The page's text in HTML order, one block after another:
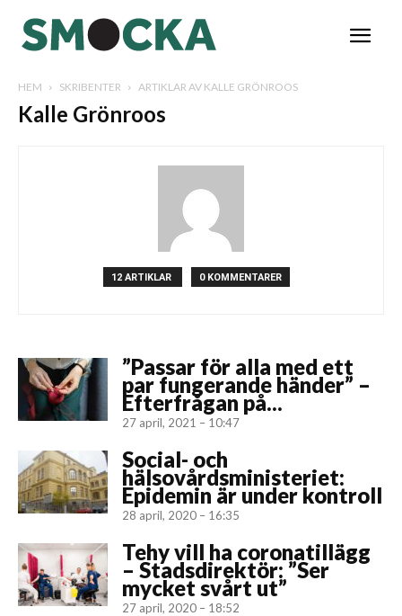
HEM SKRIBENTER ARTIKLAR AV KALLE GRÖNROOS
Kalle Grönroos
12 ARTIKLAR 0 KOMMENTARER
”Passar för alla med ett
par fungerande händer” –
Efterfrågan på...
27 april, 2021 – 10:47
Social- och
hälsovårdsministeriet:
Epidemin är under kontroll
28 april, 2020 – 16:35
Tehy vill ha coronatillägg
– Stadsdirektör: ”Ser
mycket svårt ut”
27 april, 2020 – 18:52